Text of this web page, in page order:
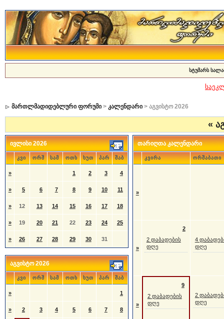
სტუმარს
მართლმადიდებლური ფორუმი> კალენდარი> აგვისტო 2026
«
ივლისი 2026
კვი ორშ სამ ოთხ ხუთ პარ შაბ
» 1 2 3 4
» 5 6 7 8 9 10 11
» 12 13 14 15 16 17 18
» 19 20 21 22 23 24 25
» 26 27 28 29 30 31
აგვისტო 2026
კვი ორშ სამ ოთხ ხუთ პარ შაბ
» 1
» 2 3 4 5 6 7 8
თარიღთა კალენდარი
კვირა ორშაბათი
»
»
2
2 დაბადების
დღე
4
დღე
»
9
2 დაბადების
დღე
2
დღე